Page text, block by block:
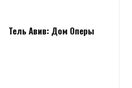
Тель Авив: Дом Оперы